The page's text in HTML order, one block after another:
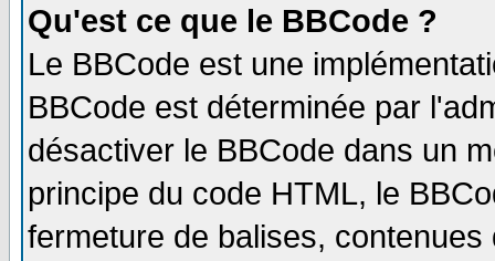
Qu'est ce que le BBCode ?
Le BBCode est une
BBCode est déterminée par
désactiver le BBCode dans un
principe du code HTML, le
fermeture de balises,